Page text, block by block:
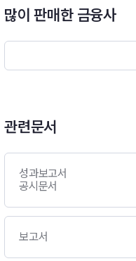
채 지수로 지수 구성종목
ation, 가중평균잔존만기),
: 이자율 변화량에 따른 채
선물 금리 헤지 전략 * 선
과 추구※ 비교지수 :
많이 판매한 금융사
관련문서
성과보고서
공시문서
보고서